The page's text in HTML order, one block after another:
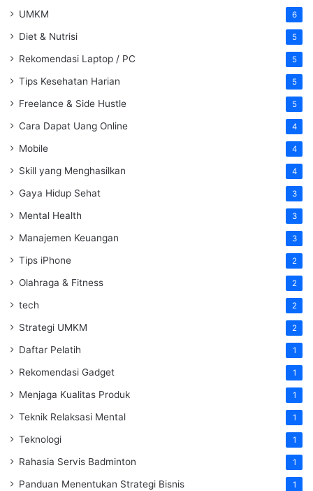
UMKM 6
Diet & Nutrisi 5
Rekomendasi Laptop / PC 5
Tips Kesehatan Harian 5
Freelance & Side Hustle 5
Cara Dapat Uang Online 4
Mobile 4
Skill yang Menghasilkan 4
Gaya Hidup Sehat 3
Mental Health 3
Manajemen Keuangan 3
Tips iPhone 2
Olahraga & Fitness 2
tech 2
Strategi UMKM 2
Daftar Pelatih 1
Rekomendasi Gadget 1
Menjaga Kualitas Produk 1
Teknik Relaksasi Mental 1
Teknologi 1
Rahasia Servis Badminton 1
Panduan Menentukan Strategi Bisnis 1